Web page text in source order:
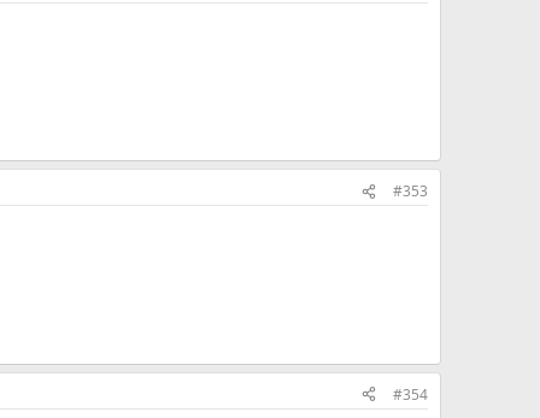
#353
#354